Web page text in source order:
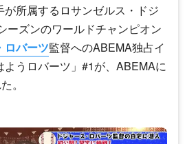
所属するロサンゼルス・ドジ
ーズンのワールドチャンピオン
ロバーツ監督へのABEMA独占イ
ようロバーツ」#1が、ABEMAに
。